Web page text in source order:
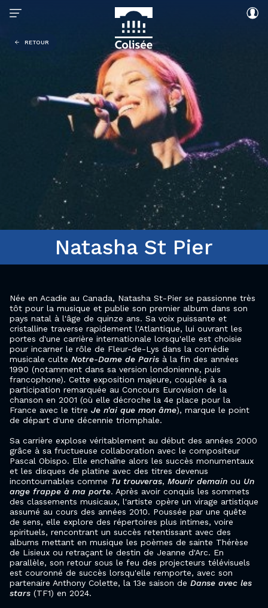
RETOUR
Natasha St Pier
Née en Acadie au Canada, Natasha St-Pier se passionne très
tôt pour la musique et publie son premier album dans son
pays natal à l'âge de quinze ans. Sa voix puissante et
cristalline traverse rapidement l'Atlantique, lui ouvrant les
portes d'une carrière internationale lorsqu'elle est choisie
pour incarner le rôle de Fleur-de-Lys dans la comédie
musicale culte Notre-Dame de Paris à la fin des années
1990 (notamment dans sa version londonienne, puis
francophone). Cette exposition majeure, couplée à sa
participation remarquée au Concours Eurovision de la
chanson en 2001 (où elle décroche la 4e place pour la
France avec le titre Je n'ai que mon âme), marque le point
de départ d'une décennie triomphale.
Sa carrière explose véritablement au début des années 2000
grâce à sa fructueuse collaboration avec le compositeur
Pascal Obispo. Elle enchaîne alors les succès monumentaux
et les disques de platine avec des titres devenus
incontournables comme Tu trouveras, Mourir demain ou Un
ange frappe à ma porte. Après avoir conquis les sommets
des classements musicaux, l'artiste opère un virage artistique
assumé au cours des années 2010. Poussée par une quête
de sens, elle explore des répertoires plus intimes, voire
spirituels, rencontrant un succès retentissant avec des
albums mettant en musique les poèmes de sainte Thérèse
de Lisieux ou retraçant le destin de Jeanne d'Arc. En
parallèle, son retour sous le feu des projecteurs télévisuels
est couronné de succès lorsqu'elle remporte, avec son
partenaire Anthony Colette, la 13e saison de Danse avec les
stars (TF1) en 2024.